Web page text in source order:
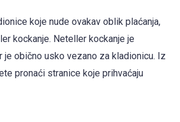
koje nude ovakav oblik plaćanja,
kockanje. Neteller kockanje je
je obično usko vezano za kladionicu. Iz
pronaći stranice koje prihvaćaju